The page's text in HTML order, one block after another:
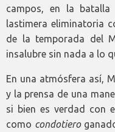
campos, en la
lastimera eliminatoria
de la temporada del
insalubre sin nada a lo
En una atmósfera así,
y la prensa de una
si bien es verdad con
como condotiero